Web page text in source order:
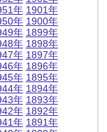
年
年
年
年
年
年
年
年
年
年
年
1901年
1900年
1899年
1898年
1897年
1896年
1895年
1894年
1893年
1892年
1891年